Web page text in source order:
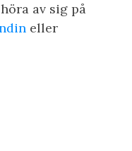
av sig på
eller